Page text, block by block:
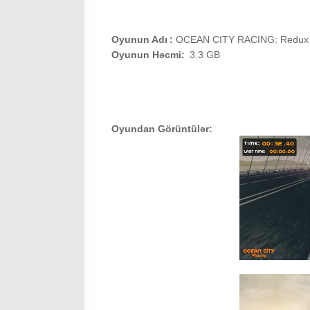
Oyunun Adı : OCEAN CITY RACING:
Oyunun Həcmi: 3.3 GB
Oyundan Görüntülər: